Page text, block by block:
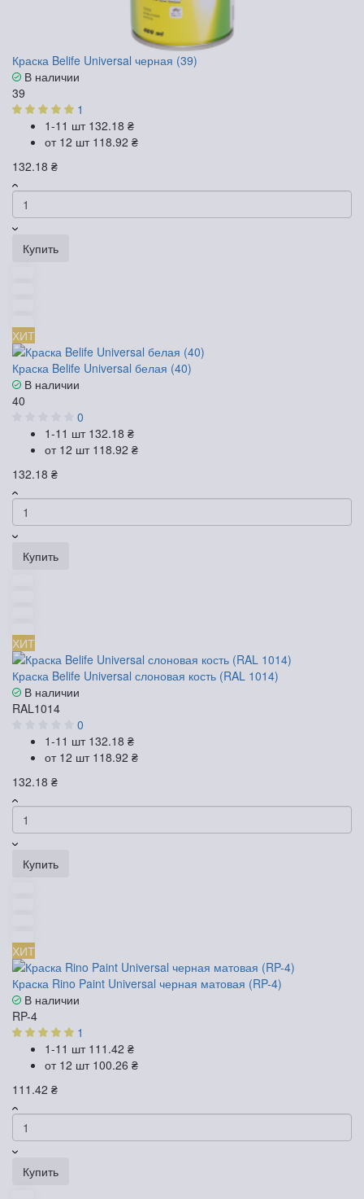
Краска Belife Universal черная (39)
В наличии
39
1
1-11 шт 132.18 ₴
от 12 шт 118.92 ₴
132.18 ₴
Купить
ХИТ
Краска Belife Universal белая (40)
В наличии
40
0
1-11 шт 132.18 ₴
от 12 шт 118.92 ₴
132.18 ₴
Купить
ХИТ
Краска Belife Universal слоновая кость (RAL 1014)
В наличии
RAL1014
0
1-11 шт 132.18 ₴
от 12 шт 118.92 ₴
132.18 ₴
Купить
ХИТ
Краска Rino Paint Universal черная матовая (RP-4)
В наличии
RP-4
1
1-11 шт 111.42 ₴
от 12 шт 100.26 ₴
111.42 ₴
Купить